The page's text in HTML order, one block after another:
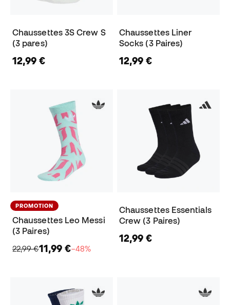
Chaussettes 3S Crew S
(3 pares)
12,99 €
Chaussettes Liner
Socks (3 Paires)
12,99 €
PROMOTION
Chaussettes Leo Messi
(3 Paires)
22,99 €11,99 €−48%
Chaussettes Essentials
Crew (3 Paires)
12,99 €